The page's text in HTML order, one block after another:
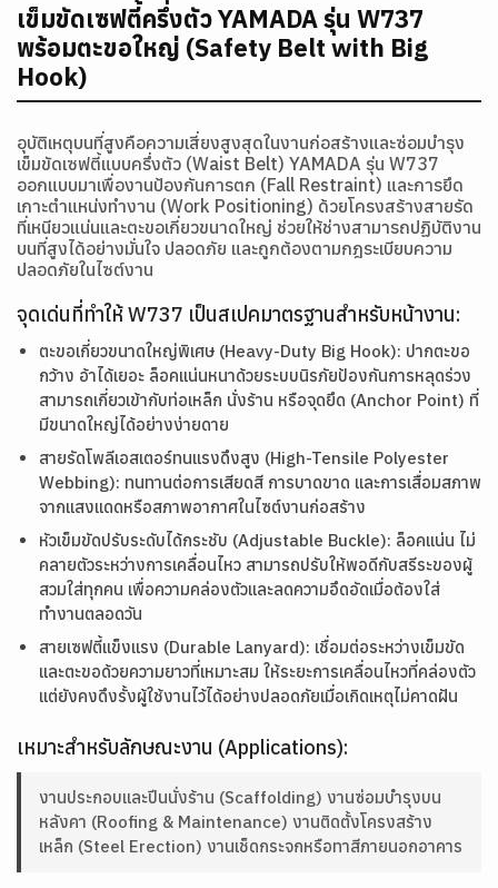
เข็มขัดเซฟตี้ครึ่งตัว YAMADA รุ่น W737
พร้อมตะขอใหญ่ (Safety Belt with Big
Hook)
อุบัติเหตุบนที่สูงคือความเสี่ยงสูงสุดในงานก่อสร้างและซ่อมบำรุง
เข็มขัดเซฟตี้แบบครึ่งตัว (Waist Belt) YAMADA รุ่น W737
ออกแบบมาเพื่องานป้องกันการตก (Fall Restraint) และการยึด
เกาะตำแหน่งทำงาน (Work Positioning) ด้วยโครงสร้างสายรัด
ที่เหนียวแน่นและตะขอเกี่ยวขนาดใหญ่ ช่วยให้ช่างสามารถปฏิบัติงาน
บนที่สูงได้อย่างมั่นใจ ปลอดภัย และถูกต้องตามกฎระเบียบความ
ปลอดภัยในไซต์งาน
จุดเด่นที่ทำให้ W737 เป็นสเปคมาตรฐานสำหรับหน้างาน:
ตะขอเกี่ยวขนาดใหญ่พิเศษ (Heavy-Duty Big Hook): ปากตะขอ
กว้าง อ้าได้เยอะ ล็อคแน่นหนาด้วยระบบนิรภัยป้องกันการหลุดร่วง
สามารถเกี่ยวเข้ากับท่อเหล็ก นั่งร้าน หรือจุดยึด (Anchor Point) ที่
มีขนาดใหญ่ได้อย่างง่ายดาย
สายรัดโพลีเอสเตอร์ทนแรงดึงสูง (High-Tensile Polyester
Webbing): ทนทานต่อการเสียดสี การบาดขาด และการเสื่อมสภาพ
จากแสงแดดหรือสภาพอากาศในไซต์งานก่อสร้าง
หัวเข็มขัดปรับระดับได้กระชับ (Adjustable Buckle): ล็อคแน่น ไม่
คลายตัวระหว่างการเคลื่อนไหว สามารถปรับให้พอดีกับสรีระของผู้
สวมใส่ทุกคน เพื่อความคล่องตัวและลดความอึดอัดเมื่อต้องใส่
ทำงานตลอดวัน
สายเซฟตี้แข็งแรง (Durable Lanyard): เชื่อมต่อระหว่างเข็มขัด
และตะขอด้วยความยาวที่เหมาะสม ให้ระยะการเคลื่อนไหวที่คล่องตัว
แต่ยังคงดึงรั้งผู้ใช้งานไว้ได้อย่างปลอดภัยเมื่อเกิดเหตุไม่คาดฝัน
เหมาะสำหรับลักษณะงาน (Applications):
งานประกอบและปีนนั่งร้าน (Scaffolding) งานซ่อมบำรุงบน
หลังคา (Roofing & Maintenance) งานติดตั้งโครงสร้าง
เหล็ก (Steel Erection) งานเช็ดกระจกหรือทาสีภายนอกอาคาร